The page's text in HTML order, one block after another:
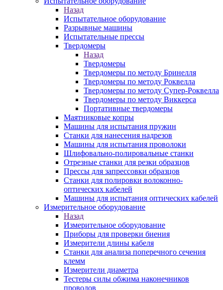
Назад
Испытательное оборудование
Разрывные машины
Испытательные прессы
Твердомеры
Назад
Твердомеры
Твердомеры по методу Бринелля
Твердомеры по методу Роквелла
Твердомеры по методу Супер-Роквелла
Твердомеры по методу Виккерса
Портативные твердомеры
Маятниковые копры
Машины для испытания пружин
Станки для нанесения надрезов
Машины для испытания проволоки
Шлифовально-полировальные станки
Отрезные станки для резки образцов
Прессы для запрессовки образцов
Станки для полировки волоконно-
оптических кабелей
Машины для испытания оптических кабелей
Измерительное оборудование
Назад
Измерительное оборудование
Приборы для проверки биения
Измерители длины кабеля
Станки для анализа поперечного сечения
клемм
Измерители диаметра
Тестеры силы обжима наконечников
проводов